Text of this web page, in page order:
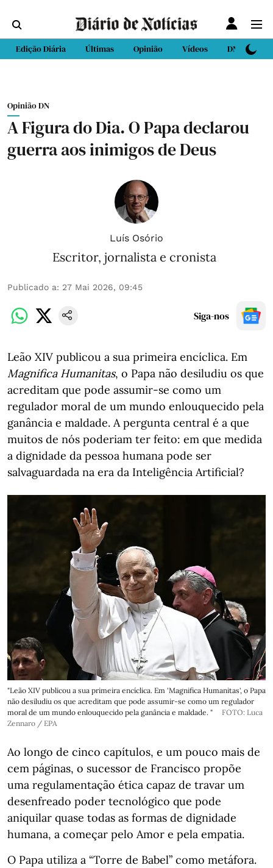
Edição Diária Últimas Opinião Vídeos DN Sport
Opinião DN
A Figura do Dia. O Papa declarou
guerra aos inimigos de Deus
Luís Osório
Escritor, jornalista e cronista
Publicado a: 27 Mai 2026, 09:45
Siga-nos
Leão XIV publicou a sua primeira encíclica. Em
Magnifica Humanitas, o Papa não desiludiu os que
acreditam que pode assumir-se como um
regulador moral de um mundo enlouquecido pela
ganância e maldade. A pergunta central é a que
muitos de nós poderiam ter feito: em que medida
a dignidade da pessoa humana pode ser
salvaguardada na era da Inteligência Artificial?
"Leão XIV publicou a sua primeira encíclica. Em 'Magnifica Humanitas', o Papa
não desiludiu os que acreditam que pode assumir-se como um regulador
moral de um mundo enlouquecido pela ganância e maldade. "
FOTO: Luca
Zennaro / EPA
Ao longo de cinco capítulos, e um pouco mais de
cem páginas, o sucessor de Francisco propõe
uma regulamentação ética capaz de travar um
desenfreado poder tecnológico que pode
aniquilar quase todas as formas de dignidade
humana, a começar pelo Amor e pela empatia.
O Papa utiliza a “Torre de Babel” como metáfora.